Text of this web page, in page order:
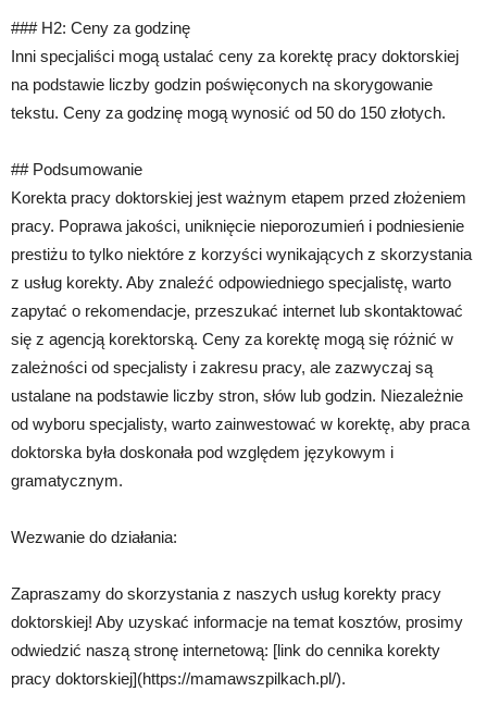
### H2: Ceny za godzinę
Inni specjaliści mogą ustalać ceny za korektę pracy doktorskiej
na podstawie liczby godzin poświęconych na skorygowanie
tekstu. Ceny za godzinę mogą wynosić od 50 do 150 złotych.
## Podsumowanie
Korekta pracy doktorskiej jest ważnym etapem przed złożeniem
pracy. Poprawa jakości, uniknięcie nieporozumień i podniesienie
prestiżu to tylko niektóre z korzyści wynikających z skorzystania
z usług korekty. Aby znaleźć odpowiedniego specjalistę, warto
zapytać o rekomendacje, przeszukać internet lub skontaktować
się z agencją korektorską. Ceny za korektę mogą się różnić w
zależności od specjalisty i zakresu pracy, ale zazwyczaj są
ustalane na podstawie liczby stron, słów lub godzin. Niezależnie
od wyboru specjalisty, warto zainwestować w korektę, aby praca
doktorska była doskonała pod względem językowym i
gramatycznym.
Wezwanie do działania:
Zapraszamy do skorzystania z naszych usług korekty pracy
doktorskiej! Aby uzyskać informacje na temat kosztów, prosimy
odwiedzić naszą stronę internetową: [link do cennika korekty
pracy doktorskiej](https://mamawszpilkach.pl/).